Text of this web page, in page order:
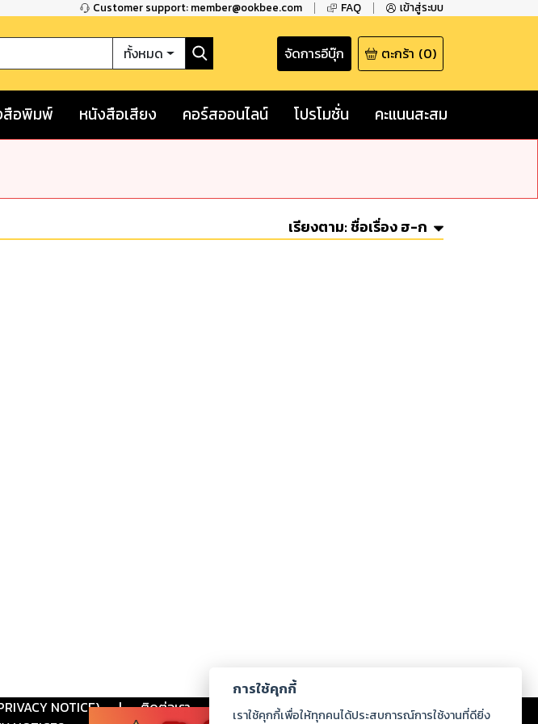
Customer support: member@ookbee.com FAQ เข้าสู่ระบบ
ทั้งหมด จัดการอีบุ๊ก ตะกร้า (0)
สือพิมพ์ หนังสือเสียง คอร์สออนไลน์ โปรโมชั่น คะแนนสะสม
เรียงตาม:ชื่อเรื่อง ฮ-ก
NOTICE) | ติดต่อเรา ร่วมงานกับเรา ดาวน์โหลด
การใช้คุกกี้
เราใช้คุกกี้เพื่อให้ทุกคนได้ประสบการณ์การใช้งานที่ดียิ่ง